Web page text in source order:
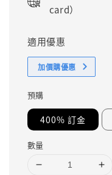
card）
適用優惠
加價購優惠
預購
400% 訂金
數量